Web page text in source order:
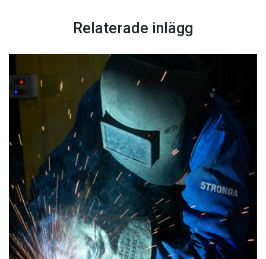
Relaterade inlägg